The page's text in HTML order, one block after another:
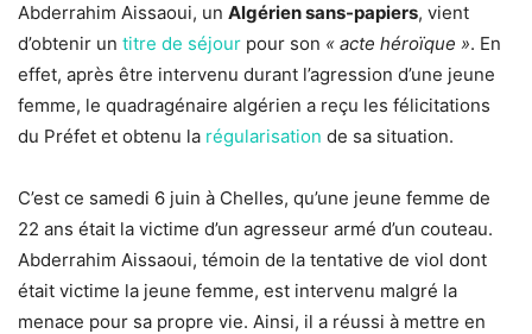
Abderrahim Aissaoui, un Algérien sans-papiers, vient
d’obtenir un titre de séjour pour son « acte héroïque ». En
effet, après être intervenu durant l’agression d’une jeune
femme, le quadragénaire algérien a reçu les félicitations
du Préfet et obtenu la régularisation de sa situation.
C’est ce samedi 6 juin à Chelles, qu’une jeune femme de
22 ans était la victime d’un agresseur armé d’un couteau.
Abderrahim Aissaoui, témoin de la tentative de viol dont
était victime la jeune femme, est intervenu malgré la
menace pour sa propre vie. Ainsi, il a réussi à mettre en